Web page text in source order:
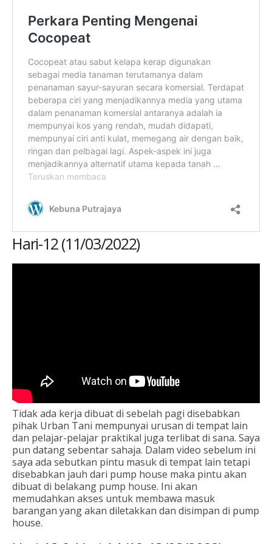
Hari-12 (11/03/2022)
Tidak ada kerja dibuat di sebelah pagi disebabkan
pihak Urban Tani mempunyai urusan di tempat lain
dan pelajar-pelajar praktikal juga terlibat di sana. Saya
pun datang sebentar sahaja. Dalam video sebelum ini
saya ada sebutkan pintu masuk di tempat lain tetapi
disebabkan jauh dari pump house maka pintu akan
dibuat di belakang pump house. Ini akan
memudahkan akses untuk membawa masuk
barangan yang akan diletakkan dan disimpan di pump
house.